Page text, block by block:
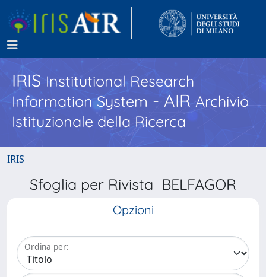
IRISInstitutional Research
Information System - AIR Archivio
Istituzionale della Ricerca
IRIS
Sfoglia per Rivista BELFAGOR
Opzioni
Ordina per: